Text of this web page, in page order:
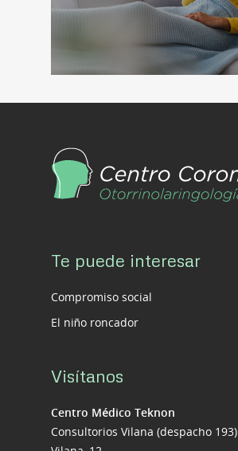
Te puede interesar
Compromiso social
El niño roncador
Visítanos
Centro Médico Teknon
Consultorios Vilana (despacho 193)